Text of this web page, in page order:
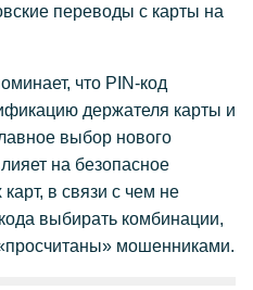
переводы с карты на
что PIN-код
держателя карты и
выбор нового
на безопасное
в связи с чем не
выбирать комбинации,
мошенниками.